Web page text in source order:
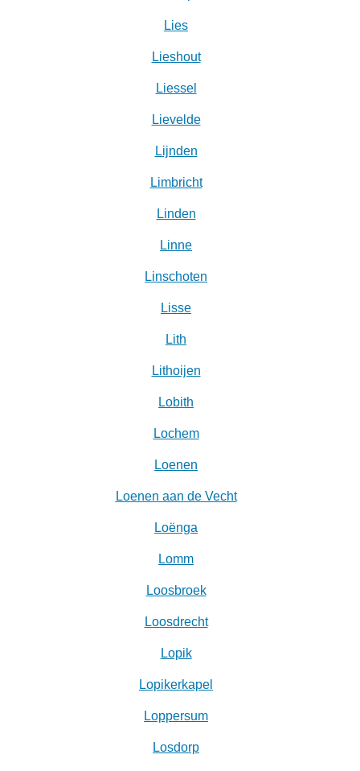
Lies
Lieshout
Liessel
Lievelde
Lijnden
Limbricht
Linden
Linne
Linschoten
Lisse
Lith
Lithoijen
Lobith
Lochem
Loenen
Loenen aan de Vecht
Loënga
Lomm
Loosbroek
Loosdrecht
Lopik
Lopikerkapel
Loppersum
Losdorp